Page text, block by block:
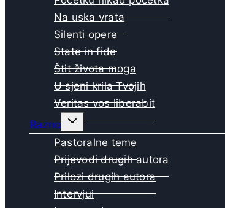
Na uska vrata
Silenti opere
State in fide
Štit života moga
U sjeni krila Tvojih
Veritas vos liberabit
Razno
Toggle
child
menu
Pastoralne teme
Prijevodi drugih autora
Prilozi drugih autora
Intervjui